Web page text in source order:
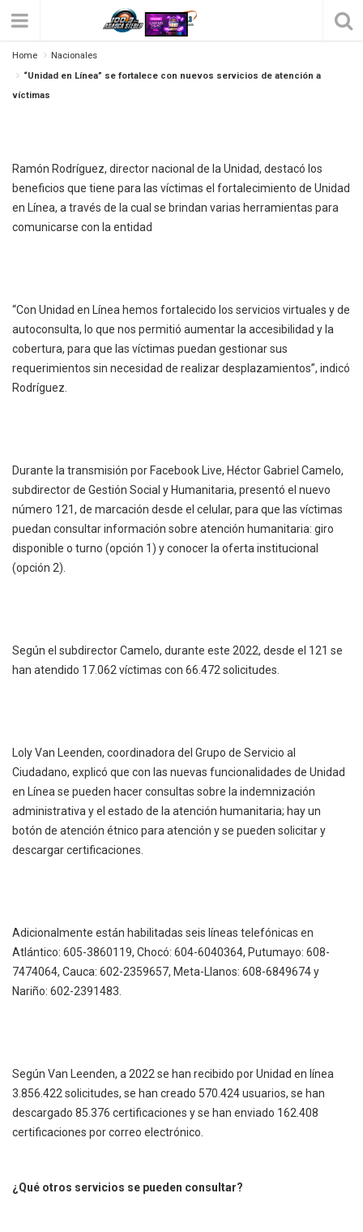
Home
Nacionales
“Unidad en Línea” se fortalece con nuevos servicios de atención a
víctimas
“Unidad En Línea” Se Fortalece Con Nuevos
Ramón Rodríguez, director nacional de la Unidad, destacó los
beneficios que tiene para las víctimas el fortalecimiento de Unidad
en Línea, a través de la cual se brindan varias herramientas para
comunicarse con la entidad
“Con Unidad en Línea hemos fortalecido los servicios virtuales y de
autoconsulta, lo que nos permitió aumentar la accesibilidad y la
cobertura, para que las víctimas puedan gestionar sus
requerimientos sin necesidad de realizar desplazamientos”, indicó
Rodríguez.
Durante la transmisión por Facebook Live, Héctor Gabriel Camelo,
subdirector de Gestión Social y Humanitaria, presentó el nuevo
número 121, de marcación desde el celular, para que las víctimas
puedan consultar información sobre atención humanitaria: giro
disponible o turno (opción 1) y conocer la oferta institucional
(opción 2).
Según el subdirector Camelo, durante este 2022, desde el 121 se
han atendido 17.062 víctimas con 66.472 solicitudes.
Loly Van Leenden, coordinadora del Grupo de Servicio al
Ciudadano, explicó que con las nuevas funcionalidades de Unidad
en Línea se pueden hacer consultas sobre la indemnización
administrativa y el estado de la atención humanitaria; hay un
botón de atención étnico para atención y se pueden solicitar y
descargar certificaciones.
Adicionalmente están habilitadas seis líneas telefónicas en
Atlántico: 605-3860119, Chocó: 604-6040364, Putumayo: 608-
7474064, Cauca: 602-2359657, Meta-Llanos: 608-6849674 y
Nariño: 602-2391483.
Según Van Leenden, a 2022 se han recibido por Unidad en línea
3.856.422 solicitudes, se han creado 570.424 usuarios, se han
descargado 85.376 certificaciones y se han enviado 162.408
certificaciones por correo electrónico.
¿Qué otros servicios se pueden consultar?